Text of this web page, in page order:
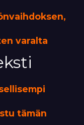
varalta
tämän